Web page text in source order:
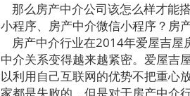
那么房产中介公司该怎么样才能
小程序、房产中介微信小程序？房
房产中介行业在2014年爱屋吉屋
中介关系变得越来越紧密。爱屋吉
以利用自己互联网的优势不把重心